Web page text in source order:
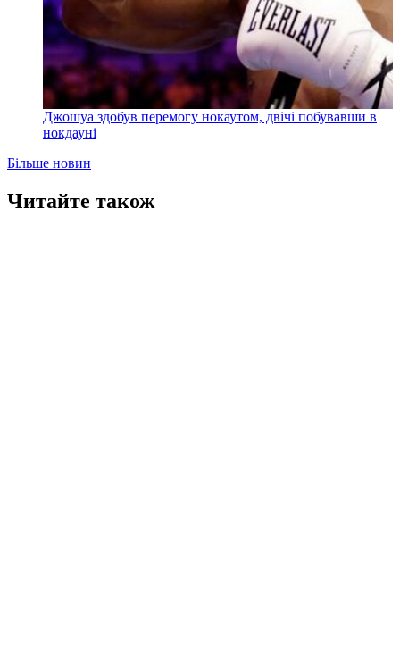
Джошуа здобув перемогу нокаутом, двічі побувавши в
нокдауні
Більше новин
Читайте також